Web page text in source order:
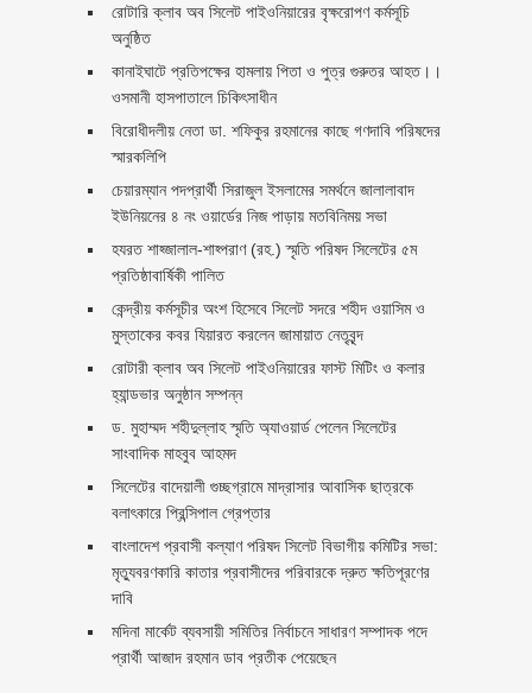
রোটারি ক্লাব অব সিলেট পাইওনিয়ারের বৃক্ষরোপণ কর্মসূচি
অনুষ্ঠিত
কানাইঘাটে প্রতিপক্ষের হামলায় পিতা ও পুত্র গুরুতর আহত।।
ওসমানী হাসপাতালে চিকিৎসাধীন
বিরোধীদলীয় নেতা ডা. শফিকুর রহমানের কাছে গণদাবি পরিষদের
স্মারকলিপি ‎
চেয়ারম্যান পদপ্রার্থী সিরাজুল ইসলামের সমর্থনে জালালাবাদ
ইউনিয়নের ৪ নং ওয়ার্ডের নিজ পাড়ায় মতবিনিময় সভা
হযরত শাহ্জালাল-শাহ্পরাণ (রহ.) স্মৃতি পরিষদ সিলেটের ৫ম
প্রতিষ্ঠাবার্ষিকী পালিত ‎​
কেন্দ্রীয় কর্মসূচীর অংশ হিসেবে সিলেট সদরে শহীদ ওয়াসিম ও
মুস্তাকের কবর যিয়ারত করলেন জামায়াত নেতৃবৃন্দ ‎
রোটারী ক্লাব অব সিলেট পাইওনিয়ারের ফাস্ট মিটিং ও কলার
হ্যান্ডভার অনুষ্ঠান সম্পন্ন
ড. মুহাম্মদ শহীদুল্লাহ স্মৃতি অ্যাওয়ার্ড পেলেন সিলেটের
সাংবাদিক মাহবুব আহমদ
সিলেটের বাদেয়ালী গুচ্ছগ্রামে মাদ্রাসার আবাসিক ছাত্রকে
বলাৎকারে প্রিন্সিপাল গ্রেপ্তার ‎
বাংলাদেশ প্রবাসী কল্যাণ পরিষদ সিলেট বিভাগীয় কমিটির সভা:
মৃত্যুবরণকারি কাতার প্রবাসীদের পরিবারকে দ্রুত ক্ষতিপূরণের
দাবি
মদিনা মার্কেট ব্যবসায়ী সমিতির নির্বাচনে সাধারণ সম্পাদক পদে
প্রার্থী আজাদ রহমান ডাব প্রতীক পেয়েছেন ‎